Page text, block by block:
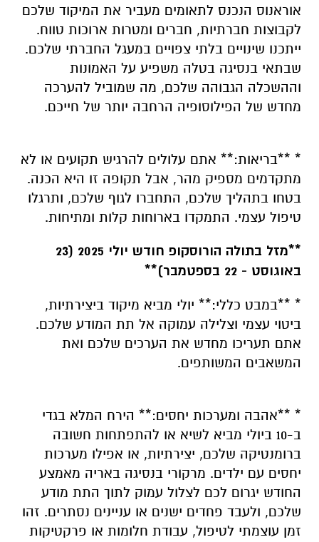
אוראנוס הנכנס לתאומים מעביר את המיקוד שלכם
לקבוצות חברתיות, חברים ומטרות ארוכות טווח.
ייתכנו שינויים בלתי צפויים במעגל החברתי שלכם.
שבתאי בנסיגה בטלה משפיע על האמונות
וההשכלה הגבוהה שלכם, מה שמוביל להערכה
מחדש של הפילוסופיה הרחבה יותר של חייכם.
* **בריאות:** אתם עלולים להרגיש תקועים או לא
מתקדמים מספיק מהר, אבל תקופה זו היא הכנה.
בטחו בתהליך שלכם, התחברו לגוף שלכם, ותרגלו
טיפול עצמי. התמקדו בארוחות קלות ומתיחות.
**מזל בתולה הורוסקופ חודש יולי 2025 (23
באוגוסט - 22 בספטמבר)**
* **במבט כללי:** יולי מביא מיקוד ביצירתיות,
ביטוי עצמי וצלילה עמוקה אל תת המודע שלכם.
אתם תעריכו מחדש את הערכים שלכם ואת
המשאבים המשותפים.
* **אהבה ומערכות יחסים:** הירח המלא בגדי
ב-10 ביולי מביא לשיא או להתפתחות חשובה
ברומנטיקה שלכם, יצירתיות, או אפילו מערכות
יחסים עם ילדים. מרקורי בנסיגה באריה מאמצע
החודש יגרום לכם לצלול עמוק לתוך התת מודע
שלכם, ולעבד פחדים ישנים או עניינים נסתרים. זהו
זמן עוצמתי לטיפול, עבודת חלומות או פרקטיקות